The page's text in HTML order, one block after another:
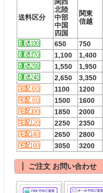
送料区分
北陸
中部
中国
四国
関東
信越
650 750
1,100
1,400
1,550
1,950
2,650
3,350
1100
1200
1500
1600
1850
2000
2250
2350
2650
2800
3050
3200
ご注文 お問い合わせ